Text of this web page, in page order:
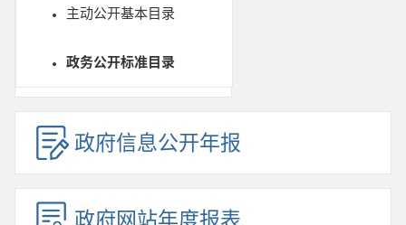
主动公开基本目录
政务公开标准目录
政府信息公开年报
政府网站年度报表